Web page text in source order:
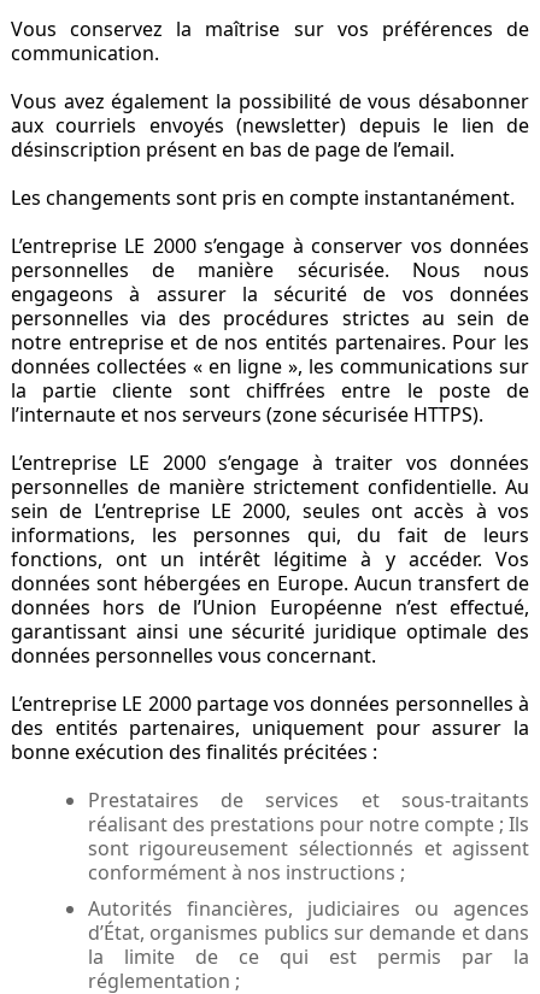
Vous conservez la maîtrise sur vos préférences de
communication.
Vous avez également la possibilité de vous désabonner
aux courriels envoyés (newsletter) depuis le lien de
désinscription présent en bas de page de l’email.
Les changements sont pris en compte instantanément.
L’entreprise LE 2000 s’engage à conserver vos données
personnelles de manière sécurisée. Nous nous
engageons à assurer la sécurité de vos données
personnelles via des procédures strictes au sein de
notre entreprise et de nos entités partenaires. Pour les
données collectées « en ligne », les communications sur
la partie cliente sont chiffrées entre le poste de
l’internaute et nos serveurs (zone sécurisée HTTPS).
L’entreprise LE 2000 s’engage à traiter vos données
personnelles de manière strictement confidentielle. Au
sein de L’entreprise LE 2000, seules ont accès à vos
informations, les personnes qui, du fait de leurs
fonctions, ont un intérêt légitime à y accéder. Vos
données sont hébergées en Europe. Aucun transfert de
données hors de l’Union Européenne n’est effectué,
garantissant ainsi une sécurité juridique optimale des
données personnelles vous concernant.
L’entreprise LE 2000 partage vos données personnelles à
des entités partenaires, uniquement pour assurer la
bonne exécution des finalités précitées :
Prestataires de services et sous-traitants
réalisant des prestations pour notre compte ; Ils
sont rigoureusement sélectionnés et agissent
conformément à nos instructions ;
Autorités financières, judiciaires ou agences
d’État, organismes publics sur demande et dans
la limite de ce qui est permis par la
réglementation ;